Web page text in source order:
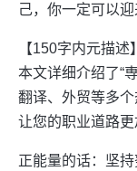
己，你一定可以
【150字内元描述】
本文详细介绍了“
翻译、外贸等多个
让您的职业道路更
正能量的话：坚